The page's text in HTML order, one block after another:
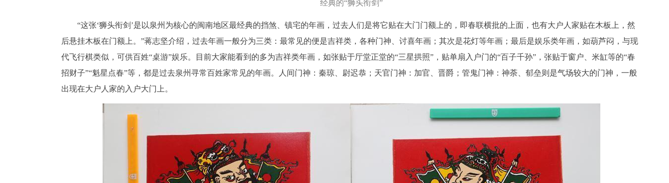
经典的“狮头衔剑”
“这张‘狮头衔剑’是以泉州为核心的闽南地区最经典的挡煞、镇宅的年画，过去人们是将它贴在大门门额上的，即春联横批的上面，也有大户人家贴在木板上，然
后悬挂木板在门额上。”蒋志坚介绍，过去年画一般分为三类：最常见的便是吉祥类，各种门神、讨喜年画；其次是花灯等年画；最后是娱乐类年画，如葫芦闷，与现
代飞行棋类似，可供百姓“桌游”娱乐。目前大家能看到的多为吉祥类年画，如张贴于厅堂正堂的“三星拱照”，贴单扇入户门的“百子千孙”，张贴于窗户、米缸等的“春
招财子”“魁星点春”等，都是过去泉州寻常百姓家常见的年画。人间门神：秦琼、尉迟恭；天官门神：加官、晋爵；管鬼门神：神荼、郁垒则是气场较大的门神，一般
出现在大户人家的入户大门上。